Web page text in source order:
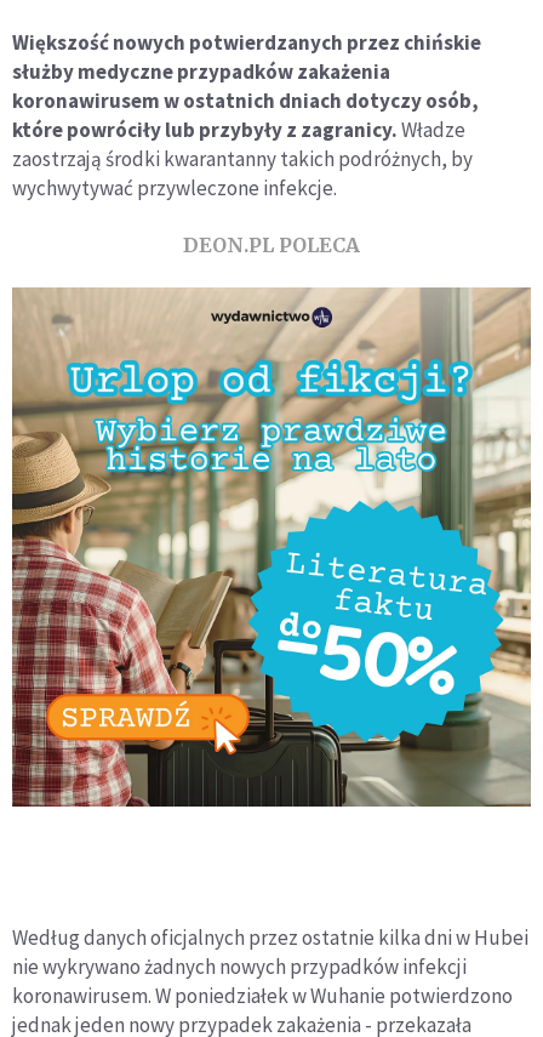
Większość nowych potwierdzanych przez chińskie
służby medyczne przypadków zakażenia
koronawirusem w ostatnich dniach dotyczy osób,
które powróciły lub przybyły z zagranicy.Władze
zaostrzają środki kwarantanny takich podróżnych, by
wychwytywać przywleczone infekcje.
DEON.PL POLECA
Według danych oficjalnych przez ostatnie kilka dni w Hubei
nie wykrywano żadnych nowych przypadków infekcji
koronawirusem. W poniedziałek w Wuhanie potwierdzono
jednak jeden nowy przypadek zakażenia - przekazała